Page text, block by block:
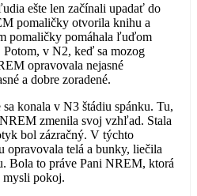
ešte len začínali upadať do
pomaličky otvorila knihu a
pomaličky pomáhala ľuďom
v N2, keď sa mozog
opravovala nejasné
a dobre zoradené.
konala v N3 štádiu spánku. Tu,
zmenila svoj vzhľad. Stala
bol zázračný. V týchto
telá a bunky, liečila
Bola to práve Pani NREM, ktorá
mysli pokoj.